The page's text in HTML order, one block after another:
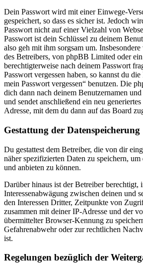
Dein Passwort wird mit einer Einwege-
gespeichert, so dass es sicher ist. Jedoch
Passwort nicht auf einer Vielzahl von
Passwort ist dein Schlüssel zu deinem
also geh mit ihm sorgsam um.
des Betreibers, von phpBB Limited oder
berechtigterweise nach deinem Passwort
Passwort vergessen haben, so kannst du
mein Passwort vergessen“ benutzen. Die
dich dann nach deinem Benutzernamen
und sendet anschließend ein neu
Adresse, mit dem du dann auf das Board
Gestattung der Datenspeicherung
Du gestattest dem Betreiber, die von dir
näher spezifizierten Daten zu speichern, um
und anbieten zu können.
Darüber hinaus ist der Betreiber berechtigt,
Interessenabwägung zwischen deinen und
den Interessen Dritter, Zeitpunkte von
zusammen mit deiner IP-Adresse und der
übermittelter Browser-Kennung zu
Gefahrenabwehr oder zur rechtlichen
ist.
Regelungen bezüglich der